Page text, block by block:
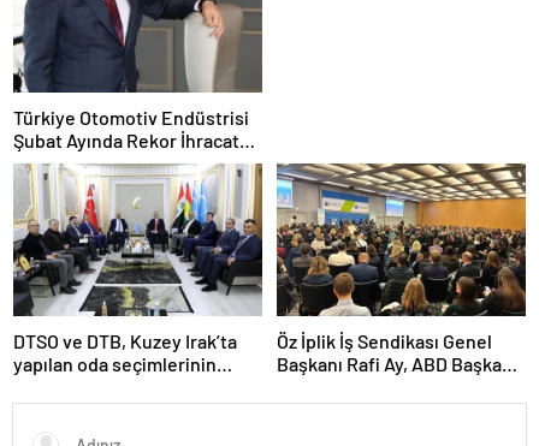
Türkiye Otomotiv Endüstrisi
Şubat Ayında Rekor İhracat
Yaptı
DTSO ve DTB, Kuzey Irak’ta
yapılan oda seçimlerinin
güçlendirmek için ziyaretler
gerçekleştirdi
Öz İplik İş Sendikası Genel
Başkanı Rafi Ay, ABD Başkanı
ile görüştü